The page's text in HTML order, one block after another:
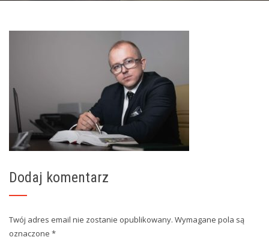
Dodaj komentarz
Twój adres email nie zostanie opublikowany. Wymagane pola są
oznaczone *